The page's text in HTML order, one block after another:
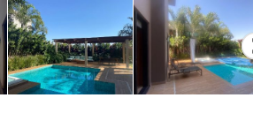
Condomínio Estância Ouro Verde
Condomínio Fazenda Santa Maria
Condomínio Garden Villa
Condomínio Guaporé 1
Condomínio Guaporé 3